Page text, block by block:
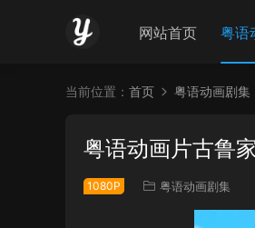
网站首页 粤语
当前位置： 首页 粤语动画剧集
粤语动画片古鲁
1080P 粤语动画剧集